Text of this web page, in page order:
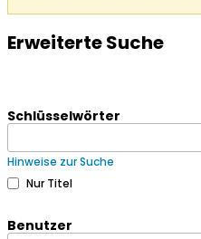
Erweiterte Suche
Schlüsselwörter
Hinweise zur Suche
Nur Titel
Benutzer